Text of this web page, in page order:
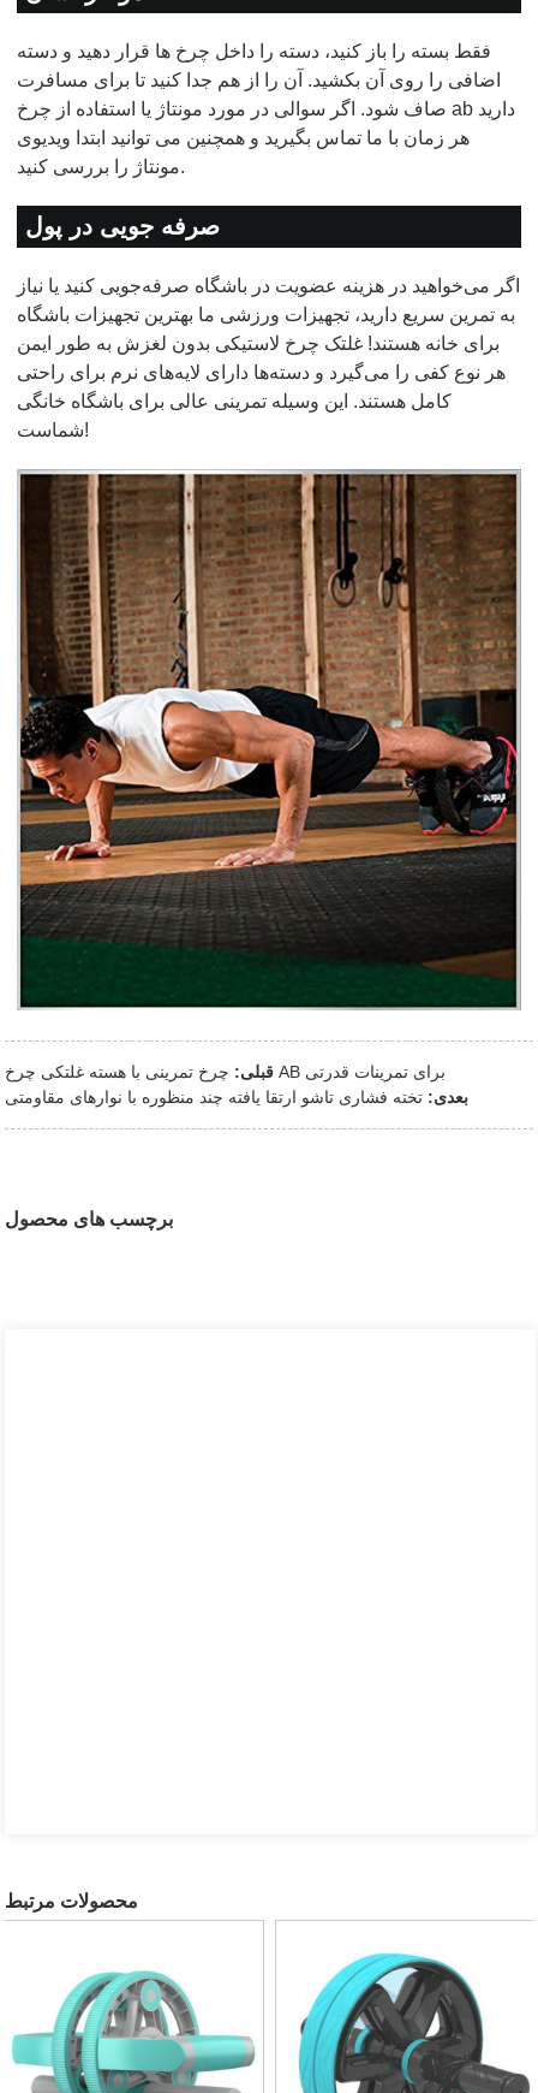
فقط بسته را باز کنید، دسته را داخل چرخ ها قرار دهید و دسته
اضافی را روی آن بکشید. آن را از هم جدا کنید تا برای مسافرت
صاف شود. اگر سوالی در مورد مونتاژ یا استفاده از چرخ ab دارید
هر زمان با ما تماس بگیرید و همچنین می توانید ابتدا ویدیوی
مونتاژ را بررسی کنید.
صرفه جویی در پول
اگر می‌خواهید در هزینه عضویت در باشگاه صرفه‌جویی کنید یا نیاز
به تمرین سریع دارید، تجهیزات ورزشی ما بهترین تجهیزات باشگاه
برای خانه هستند! غلتک چرخ لاستیکی بدون لغزش به طور ایمن
هر نوع کفی را می‌گیرد و دسته‌ها دارای لایه‌های نرم برای راحتی
کامل هستند. این وسیله تمرینی عالی برای باشگاه خانگی
شماست!
قبلی:
چرخ تمرینی با هسته غلتکی چرخ AB برای تمرینات قدرتی
بعدی: تخته فشاری تاشو ارتقا یافته چند منظوره با نوارهای مقاومتی
برچسب های محصول
محصولات مرتبط